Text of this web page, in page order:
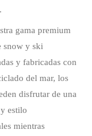
gama premium
snow y ski
y fabricadas con
del mar, los
disfrutar de una
estilo
mientras